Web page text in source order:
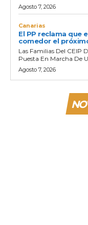
Agosto 7, 2026
Canarias
El PP reclama que
comedor el
Las Familias Del CEIP
Puesta En Marcha De
Agosto 7, 2026